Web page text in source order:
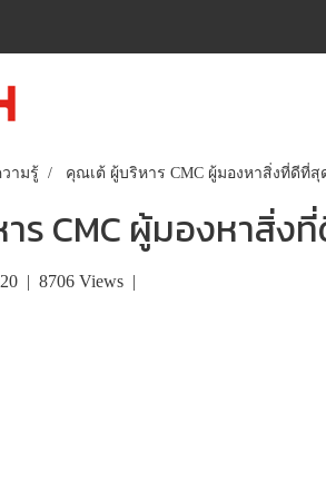
ามรู้ คุณเต้ ผู้บริหาร CMC ผู้มองหาสิ่งที่ดีที่
ร CMC ผู้มองหาสิ่ง
| 8706 Views |